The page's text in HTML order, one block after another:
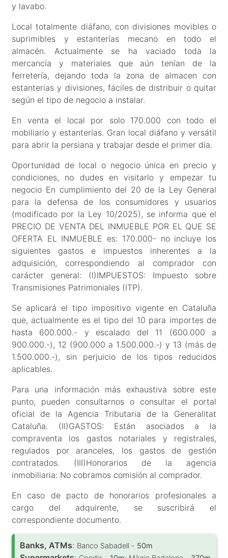
y lavabo.
Local totalmente diáfano, con divisiones movibles o
suprimibles y estanterías mecano en todo el
almacén. Actualmente se ha vaciado toda la
mercancía y materiales que aún tenían de la
ferretería, dejando toda la zona de almacen con
estanterias y divisiones, fáciles de distribuir o quitar
según el tipo de negocio a instalar.
En venta el local por solo 170.000 con todo el
mobiliario y estanterías. Gran local diáfano y versátil
para abrir la persiana y trabajar desde el primer día.
Oportunidad de local o negocio única en precio y
condiciones, no dudes en visitarlo y empezar tu
negocio En cumplimiento del 20 de la Ley General
para la defensa de los consumidores y usuarios
(modificado por la Ley 10/2025), se informa que el
PRECIO DE VENTA DEL INMUEBLE POR EL QUE SE
OFERTA EL INMUEBLE es: 170.000- no incluye los
siguientes gastos e impuestos inherentes a la
adquisición, correspondiendo al comprador con
carácter general: (I)IMPUESTOS: Impuesto sobre
Transmisiones Patrimoniales (ITP).
Se aplicará el tipo impositivo vigente en Cataluña
que, actualmente es el tipo del 10 para importes de
hasta 600.000.- y escalado del 11 (600.000 a
900.000.-), 12 (900.000 a 1.500.000.-) y 13 (más de
1.500.000.-), sin perjuicio de los tipos reducidos
aplicables.
Para una información más exhaustiva sobre este
punto, pueden consultarnos o consultar el portal
oficial de la Agencia Tributaria de la Generalitat
Cataluña. (II)GASTOS: Están asociados a la
compraventa los gastos notariales y registrales,
regulados por aranceles, los gastos de gestión
contratados. (III)Honorarios de la agencia
inmobiliaria: No cobramos comisión al comprador.
En caso de pacto de honorarios profesionales a
cargo del adquirente, se suscribirá el
correspondiente documento.
Banks, ATMs: Banco Sabadell - 50m